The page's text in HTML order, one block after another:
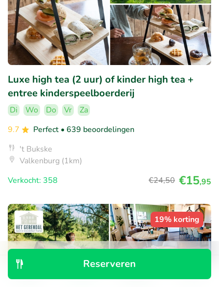
Reserveren
Luxe high tea (2 uur) of kinder high tea +
entree kinderspeelboerderij
Di Wo Do Vr
Za
9.7
Perfect • 639 beoordelingen
't Bukske
Valkenburg (1km)
Verkocht: 358
€24,50 €15,95
19% korting